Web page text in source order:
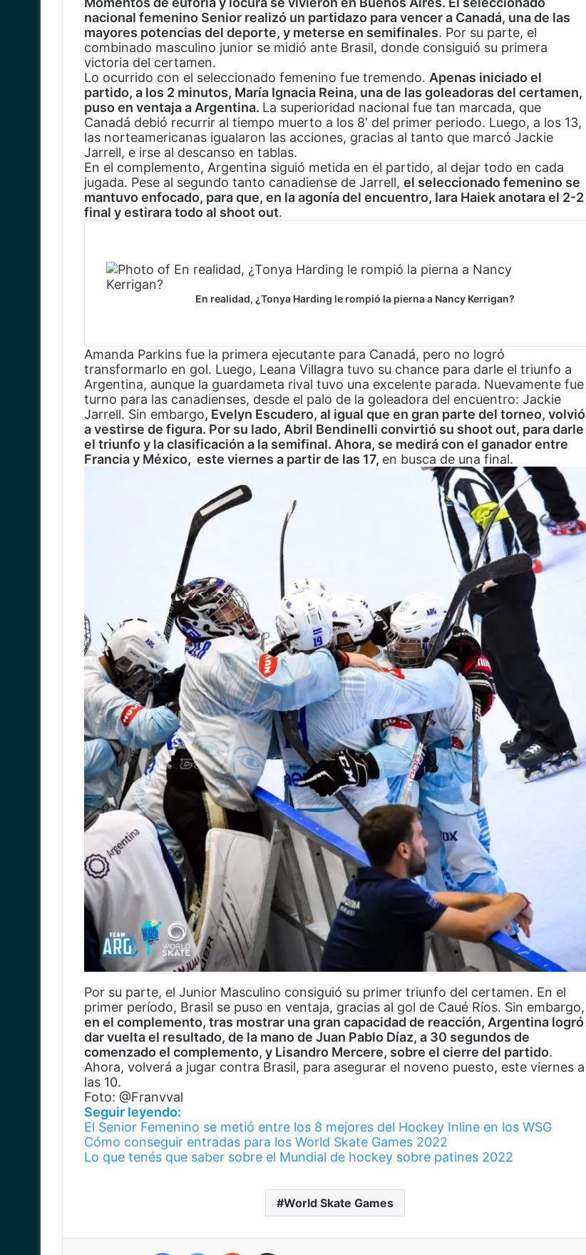
nacional femenino Senior realizó un partidazo para vencer a Canadá, una de las
mayores potencias del deporte, y meterse en semifinales. Por su parte, el
combinado masculino junior se midió ante Brasil, donde consiguió su primera
victoria del certamen.
Lo ocurrido con el seleccionado femenino fue tremendo. Apenas iniciado el
partido, a los 2 minutos, María Ignacia Reina, una de las goleadoras del certamen,
puso en ventaja a Argentina. La superioridad nacional fue tan marcada, que
Canadá debió recurrir al tiempo muerto a los 8′ del primer periodo. Luego, a los 13,
las norteamericanas igualaron las acciones, gracias al tanto que marcó Jackie
Jarrell, e irse al descanso en tablas.
En el complemento, Argentina siguió metida en el partido, al dejar todo en cada
jugada. Pese al segundo tanto canadiense de Jarrell, el seleccionado femenino se
mantuvo enfocado, para que, en la agonía del encuentro, Iara Haiek anotara el 2-2
final y estirara todo al shoot out.
En realidad, ¿Tonya Harding le rompió la pierna a Nancy Kerrigan?
Amanda Parkins fue la primera ejecutante para Canadá, pero no logró
transformarlo en gol. Luego, Leana Villagra tuvo su chance para darle el triunfo a
Argentina, aunque la guardameta rival tuvo una excelente parada. Nuevamente fue
turno para las canadienses, desde el palo de la goleadora del encuentro: Jackie
Jarrell. Sin embargo, Evelyn Escudero, al igual que en gran parte del torneo, volvió
a vestirse de figura. Por su lado, Abril Bendinelli convirtió su shoot out, para darle
el triunfo y la clasificación a la semifinal. Ahora, se medirá con el ganador entre
Francia y México, este viernes a partir de las 17, en busca de una final.
Por su parte, el Junior Masculino consiguió su primer triunfo del certamen. En el
primer período, Brasil se puso en ventaja, gracias al gol de Caué Ríos. Sin embargo,
en el complemento, tras mostrar una gran capacidad de reacción, Argentina logró
dar vuelta el resultado, de la mano de Juan Pablo Díaz, a 30 segundos de
comenzado el complemento, y Lisandro Mercere, sobre el cierre del partido.
Ahora, volverá a jugar contra Brasil, para asegurar el noveno puesto, este viernes a
las 10.
Foto: @Franvval
Seguir leyendo:
El Senior Femenino se metió entre los 8 mejores del Hockey Inline en los WSG
Cómo conseguir entradas para los World Skate Games 2022
Lo que tenés que saber sobre el Mundial de hockey sobre patines 2022
World Skate Games
Facebook
Twitter Reddit